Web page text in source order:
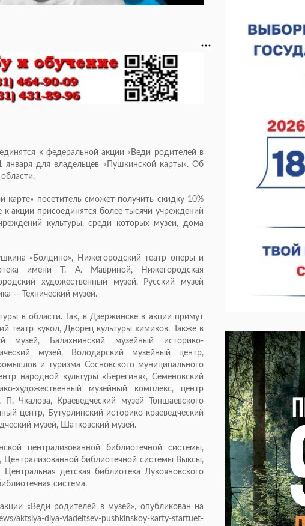
к федеральной акции «Веди родителей в
января для владельцев «Пушкинской карты». Об
карте» посетитель сможет получить скидку 10%
акции присоединятся более тысячи учреждений
культуры, среди которых музеи, дома
«Болдино», Нижегородский театр оперы и
имени Т. А. Мавриной, Нижегородская
художественный музей, Русский музей
— Технический музей.
в области. Так, в Дзержинске в акции примут
театр кукол, Дворец культуры химиков. Также в
музей, Балахнинский музейный историко-
музей, Володарский музейный центр,
и туризма Сосновского муниципального
народной культуры «Берегиня», Семеновский
художественный музейный комплекс, центр
Чкалова, Краеведческий музей Тоншаевского
центр, Бутурлинский историко-краеведческий
музей, Шатковский музей.
централизованной библиотечной системы,
Централизованной библиотечной системы Выксы,
детская библиотека Лукояновского
система.
«Веди родителей в музей», опубликован на
aktsiya-dlya-vladeltsev-pushkinskoy-karty-startuet-
07.08.2026
В Нижнем
строителя
07.08.2026
07.08.2026
В Нижнем
Росгвардии
07.08.2026